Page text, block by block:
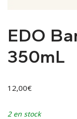
EDO
350mL
12,00€
2 en stock